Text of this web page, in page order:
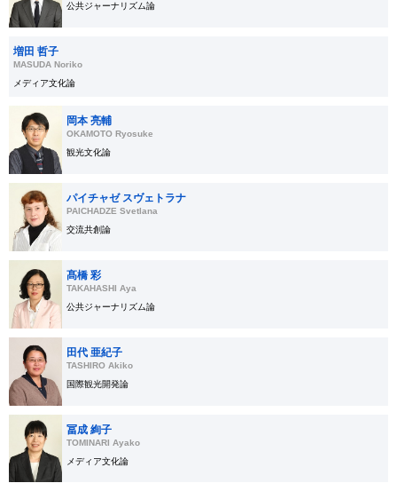
公共ジャーナリズム論
増田 哲子
MASUDA Noriko
メディア文化論
岡本 亮輔
OKAMOTO Ryosuke
観光文化論
パイチャゼ スヴェトラナ
PAICHADZE Svetlana
交流共創論
髙橋 彩
TAKAHASHI Aya
公共ジャーナリズム論
田代 亜紀子
TASHIRO Akiko
国際観光開発論
冨成 絢子
TOMINARI Ayako
メディア文化論